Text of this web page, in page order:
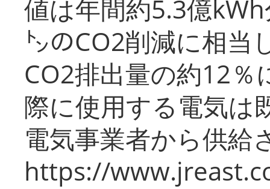
値は年間約5.3億
㌧のCO2削減に相当
CO2排出量の約12％
際に使用する電気は
電気事業者から供給
https://